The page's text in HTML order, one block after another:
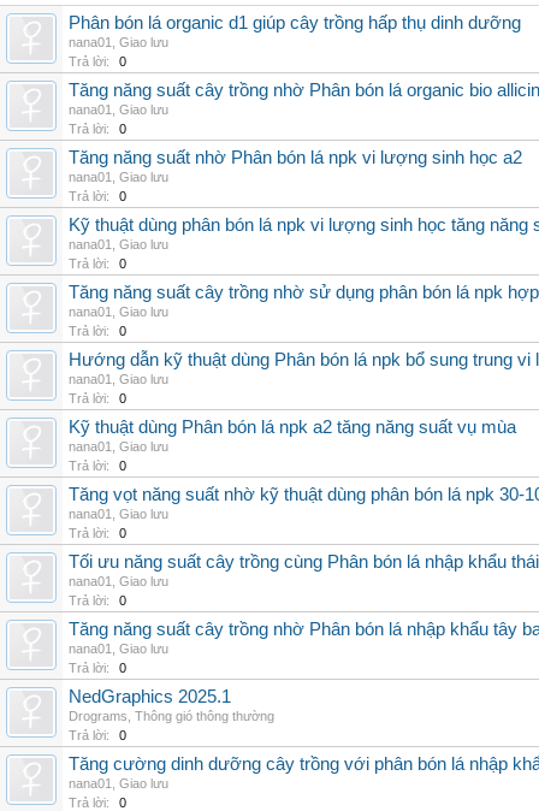
Phân bón lá organic d1 giúp cây trồng hấp thụ dinh dưỡng
nana01
Giao lưu
Trả lời:
0
Tăng năng suất cây trồng nhờ Phân bón lá organic bio allicin
nana01
Giao lưu
Trả lời:
0
Tăng năng suất nhờ Phân bón lá npk vi lượng sinh học a2
nana01
Giao lưu
Trả lời:
0
Kỹ thuật dùng phân bón lá npk vi lượng sinh học tăng năng
nana01
Giao lưu
Trả lời:
0
Tăng năng suất cây trồng nhờ sử dụng phân bón lá npk
nana01
Giao lưu
Trả lời:
0
Hướng dẫn kỹ thuật dùng Phân bón lá npk bổ sung trung vi
nana01
Giao lưu
Trả lời:
0
Kỹ thuật dùng Phân bón lá npk a2 tăng năng suất vụ mùa
nana01
Giao lưu
Trả lời:
0
Tăng vọt năng suất nhờ kỹ thuật dùng phân bón lá npk 30-
nana01
Giao lưu
Trả lời:
0
Tối ưu năng suất cây trồng cùng Phân bón lá nhập khẩu
nana01
Giao lưu
Trả lời:
0
Tăng năng suất cây trồng nhờ Phân bón lá nhập khẩu tây
nana01
Giao lưu
Trả lời:
0
NedGraphics 2025.1
Drograms Thông gió thông thường
Trả lời:
0
Tăng cường dinh dưỡng cây trồng với phân bón lá nhập
nana01
Giao lưu
Trả lời:
0